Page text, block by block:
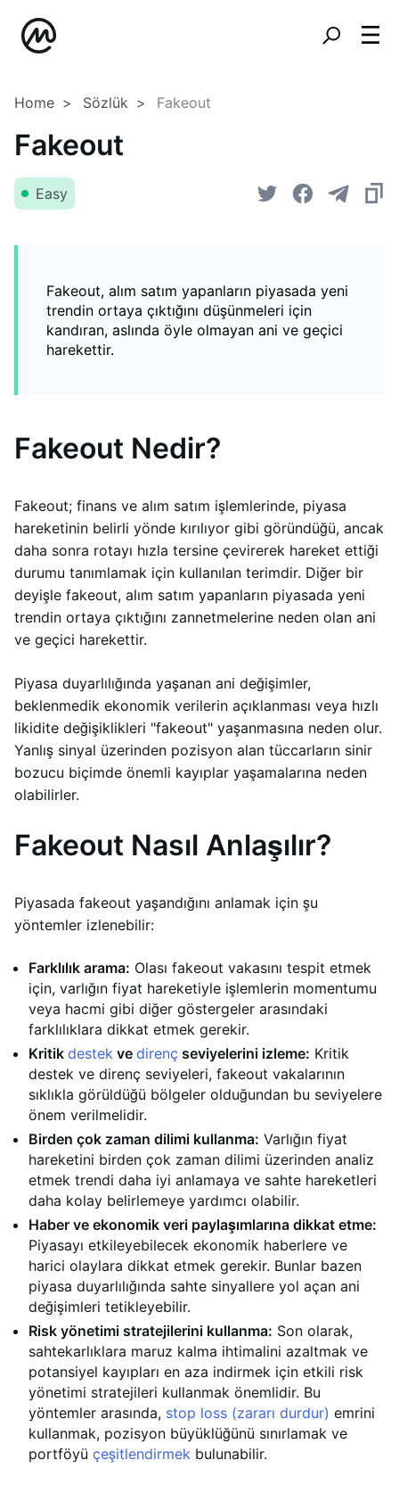
Home Sözlük Fakeout
Fakeout
Easy
Fakeout, alım satım yapanların piyasada yeni
trendin ortaya çıktığını düşünmeleri için
kandıran, aslında öyle olmayan ani ve geçici
harekettir.
Fakeout Nedir?
Fakeout; finans ve alım satım işlemlerinde, piyasa
hareketinin belirli yönde kırılıyor gibi göründüğü, ancak
daha sonra rotayı hızla tersine çevirerek hareket ettiği
durumu tanımlamak için kullanılan terimdir. Diğer bir
deyişle fakeout, alım satım yapanların piyasada yeni
trendin ortaya çıktığını zannetmelerine neden olan ani
ve geçici harekettir.
Piyasa duyarlılığında yaşanan ani değişimler,
beklenmedik ekonomik verilerin açıklanması veya hızlı
likidite değişiklikleri "fakeout" yaşanmasına neden olur.
Yanlış sinyal üzerinden pozisyon alan tüccarların sinir
bozucu biçimde önemli kayıplar yaşamalarına neden
olabilirler.
Fakeout Nasıl Anlaşılır?
Piyasada fakeout yaşandığını anlamak için şu
yöntemler izlenebilir:
Farklılık arama: Olası fakeout vakasını tespit etmek
için, varlığın fiyat hareketiyle işlemlerin momentumu
veya hacmi gibi diğer göstergeler arasındaki
farklılıklara dikkat etmek gerekir.
Kritik destek ve direnç seviyelerini izleme: Kritik
destek ve direnç seviyeleri, fakeout vakalarının
sıklıkla görüldüğü bölgeler olduğundan bu seviyelere
önem verilmelidir.
Birden çok zaman dilimi kullanma: Varlığın fiyat
hareketini birden çok zaman dilimi üzerinden analiz
etmek trendi daha iyi anlamaya ve sahte hareketleri
daha kolay belirlemeye yardımcı olabilir.
Haber ve ekonomik veri paylaşımlarına dikkat etme:
Piyasayı etkileyebilecek ekonomik haberlere ve
harici olaylara dikkat etmek gerekir. Bunlar bazen
piyasa duyarlılığında sahte sinyallere yol açan ani
değişimleri tetikleyebilir.
Risk yönetimi stratejilerini kullanma: Son olarak,
sahtekarlıklara maruz kalma ihtimalini azaltmak ve
potansiyel kayıpları en aza indirmek için etkili risk
yönetimi stratejileri kullanmak önemlidir. Bu
yöntemler arasında, stop loss (zararı durdur) emrini
kullanmak, pozisyon büyüklüğünü sınırlamak ve
portföyü çeşitlendirmek bulunabilir.